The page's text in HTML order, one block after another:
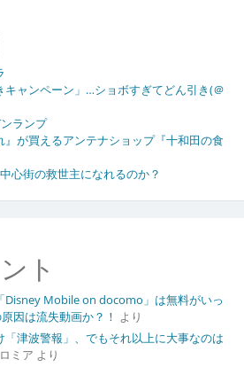
キャンペーン」…ショボすぎてどん引き(＠
ランプ
が買えるアンテナショップ『十和田の食
心街の救世主になれるのか？
ト
Disney Mobile on docomo」は無料がいっ
因は流失動画か？！ より
「津波警報」、でもそれ以上に大事なのは
ミア より